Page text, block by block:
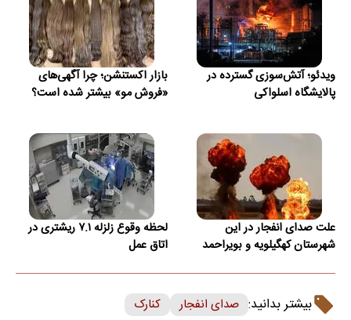
ویدئو؛ آتش‌سوزی گسترده در
پالایشگاه اسلواکی
بازار اکستنشن؛ چرا آگهی‌های
«فروش مو» بیشتر شده است؟
علت صدای انفجار در این
شهرستان کهگیلویه و بویراحمد
لحظه وقوع زلزله ۷.۱ ریشتری در
اتاق عمل
بیشتر بدانید: صدای انفجار کنارک